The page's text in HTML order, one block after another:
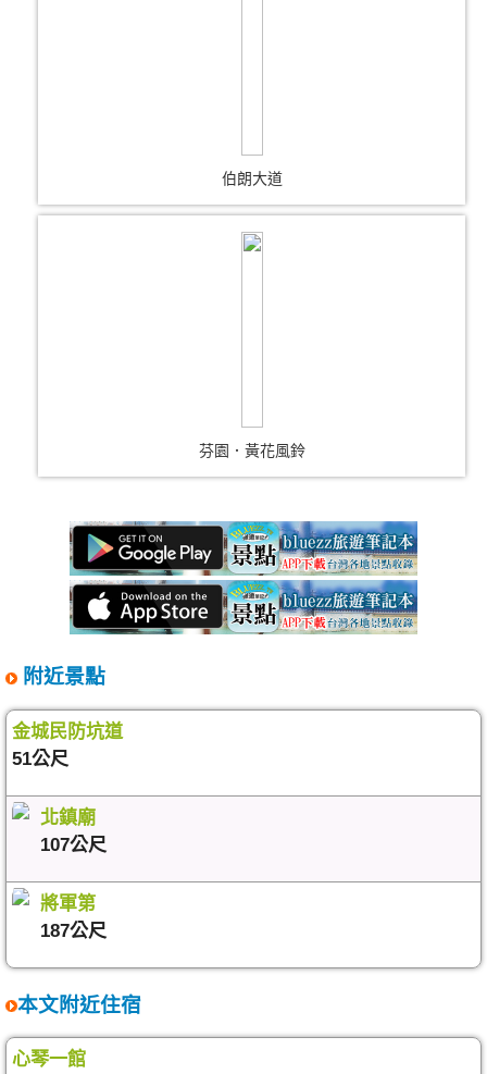
伯朗大道
芬園．黃花風鈴
附近景點
金城民防坑道
51公尺
北鎮廟
107公尺
將軍第
187公尺
本文附近住宿
心琴一館